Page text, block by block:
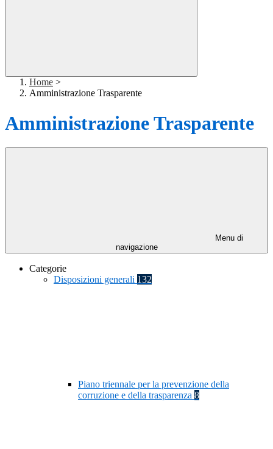
Home >
Amministrazione Trasparente
Amministrazione Trasparente
Menu di
navigazione
Categorie
Disposizioni generali 132
Piano triennale per la prevenzione della
corruzione e della trasparenza 8